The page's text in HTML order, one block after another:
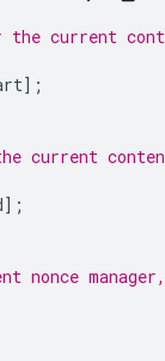
current
];
current
];
nonce